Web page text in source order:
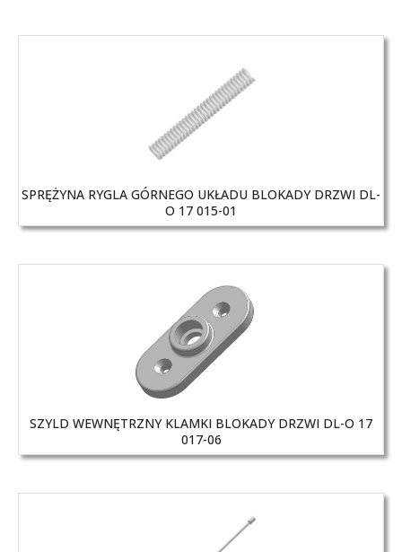
SPRĘŻYNA RYGLA GÓRNEGO UKŁADU BLOKADY DRZWI DL-
O 17 015-01
SZYLD WEWNĘTRZNY KLAMKI BLOKADY DRZWI DL-O 17
017-06